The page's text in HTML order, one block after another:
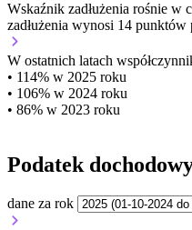
Wskaźnik zadłużenia rośnie w
zadłużenia wynosi 14
W ostatnich latach
• 114% w 2025 roku
• 106% w 2024 roku
• 86% w 2023 roku
Podatek
dane za rok